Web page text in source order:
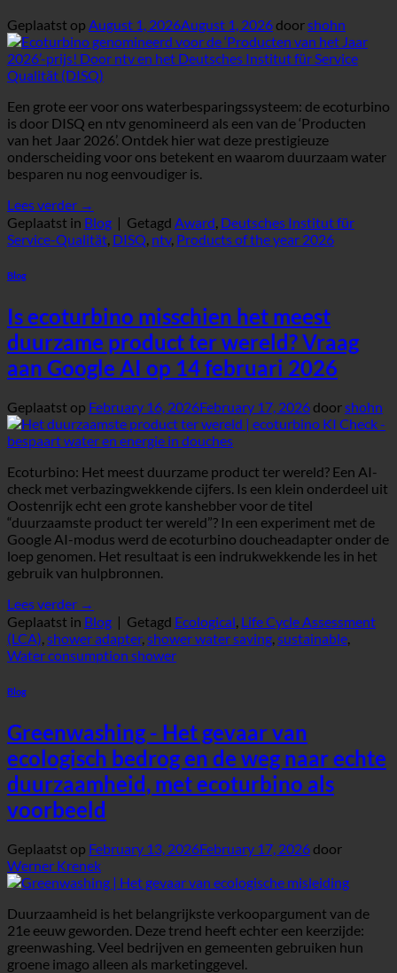
Geplaatst op August 1, 2026August 1, 2026 doorshohn
Een grote eer voor ons waterbesparingssysteem: de ecoturbino
is door DISQ en ntv genomineerd als een van de ‘Producten
van het Jaar 2026’. Ontdek hier wat deze prestigieuze
onderscheiding voor ons betekent en waarom duurzaam water
besparen nu nog eenvoudiger is.
Lees verder →
Geplaatst in Blog | Getagd Award, Deutsches Institut für
Service-Qualität, DISQ, ntv, Products of the year 2026
Blog
Is ecoturbino misschien het meest
duurzame product ter wereld? Vraag
aan Google AI op 14 februari 2026
Geplaatst op February 16, 2026February 17, 2026 doorshohn
Ecoturbino: Het meest duurzame product ter wereld? Een AI-
check met verbazingwekkende cijfers. Is een klein onderdeel uit
Oostenrijk echt een grote kanshebber voor de titel
“duurzaamste product ter wereld”? In een experiment met de
Google AI-modus werd de ecoturbino doucheadapter onder de
loep genomen. Het resultaat is een indrukwekkende les in het
gebruik van hulpbronnen.
Lees verder →
Geplaatst in Blog | Getagd Ecological, Life Cycle Assessment
(LCA), shower adapter, shower water saving, sustainable,
Water consumption shower
Blog
Greenwashing - Het gevaar van
ecologisch bedrog en de weg naar echte
duurzaamheid, met ecoturbino als
voorbeeld
Geplaatst op February 13, 2026February 17, 2026 door
Werner Krenek
Duurzaamheid is het belangrijkste verkoopargument van de
21e eeuw geworden. Deze trend heeft echter een keerzijde:
greenwashing. Veel bedrijven en gemeenten gebruiken hun
groene imago alleen als marketinggevel.